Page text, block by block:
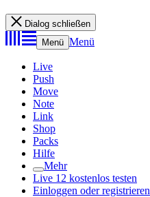
Dialog schließen
Menü Menü
Live
Push
Move
Note
Link
Shop
Packs
Hilfe
Mehr
Live 12 kostenlos testen
Einloggen oder registrieren